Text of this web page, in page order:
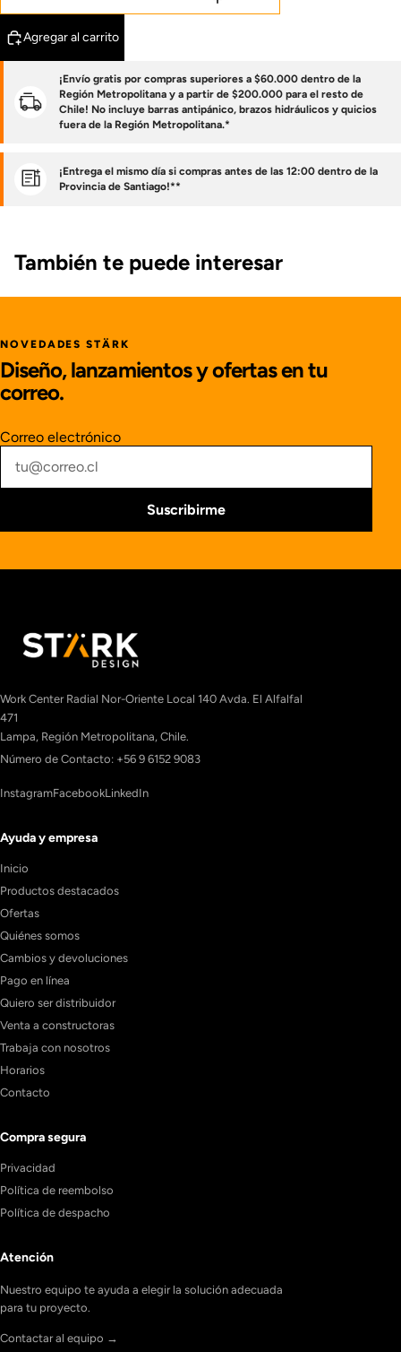
Agregar al carrito
¡Envío gratis por compras superiores a $60.000 dentro de la
Región Metropolitana y a partir de $200.000 para el resto de
Chile! No incluye barras antipánico, brazos hidráulicos y quicios
fuera de la Región Metropolitana.*
¡Entrega el mismo día si compras antes de las 12:00 dentro de la
Provincia de Santiago!**
También te puede interesar
NOVEDADES STÄRK
Diseño, lanzamientos y ofertas en tu
correo.
Correo electrónico
Suscribirme
Work Center Radial Nor-Oriente Local 140 Avda. El Alfalfal
471
Lampa, Región Metropolitana, Chile.
Número de Contacto: +56 9 6152 9083
InstagramFacebookLinkedIn
Ayuda y empresa
Inicio
Productos destacados
Ofertas
Quiénes somos
Cambios y devoluciones
Pago en línea
Quiero ser distribuidor
Venta a constructoras
Trabaja con nosotros
Horarios
Contacto
Compra segura
Privacidad
Política de reembolso
Política de despacho
Atención
Nuestro equipo te ayuda a elegir la solución adecuada
para tu proyecto.
Contactar al equipo →